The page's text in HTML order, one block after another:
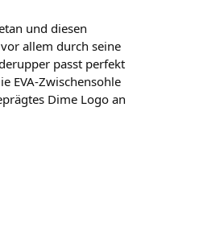
und diesen
allem durch seine
passt perfekt
EVA-Zwischensohle
Dime Logo an